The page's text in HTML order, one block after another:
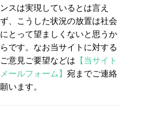
ンスは実現しているとは言え
ず、こうした状況の放置は社会
にとって望ましくないと思うか
らです。なお当サイトに対する
ご意見ご要望などは 【当サイト
メールフォーム】 宛までご連絡
願います。